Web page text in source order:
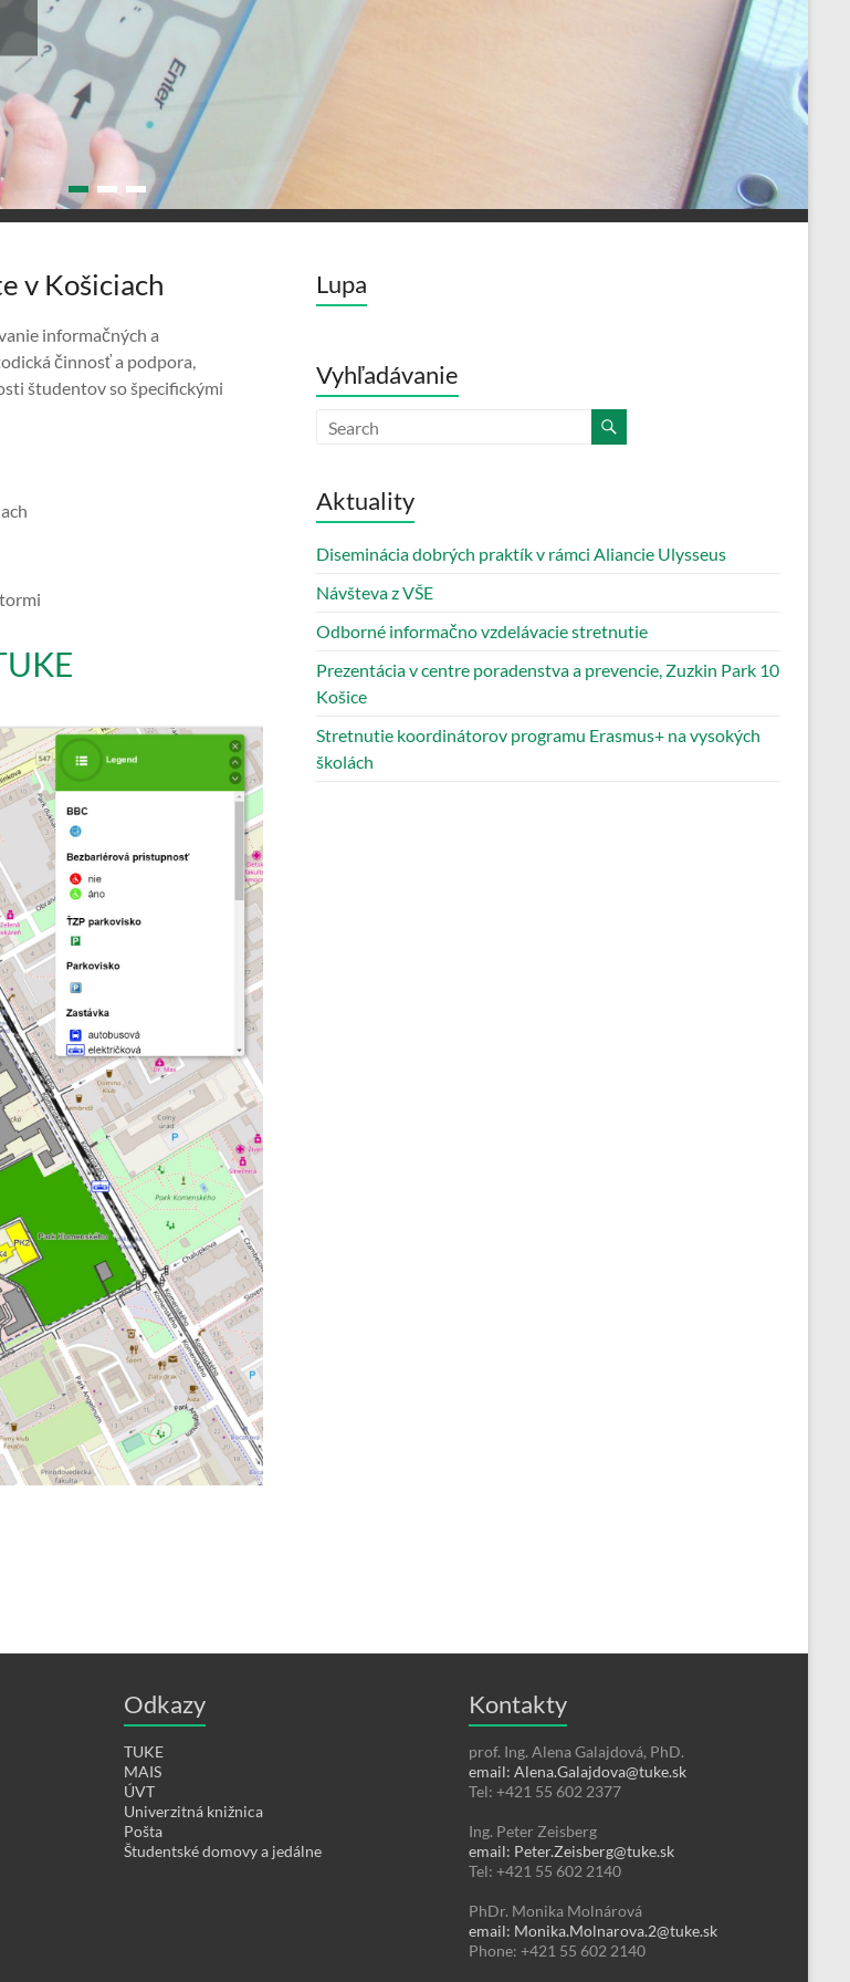
v Košiciach
informačných a
činnosť a podpora,
študentov so špecifickými
Lupa
Vyhľadávanie
Aktuality
Diseminácia dobrých praktík v rámci Aliancie Ulysseus
Návšteva z VŠE
Odborné informačno vzdelávacie stretnutie
Prezentácia v centre poradenstva a prevencie, Zuzkin Park 10
Košice
Stretnutie koordinátorov programu Erasmus+ na vysokých
školách
Odkazy
TUKE
MAIS
ÚVT
Univerzitná knižnica
Pošta
Študentské domovy a jedálne
Kontakty
prof. Ing. Alena Galajdová, PhD.
email: Alena.Galajdova@tuke.sk
Tel: +421 55 602 2377
Ing. Peter Zeisberg
email: Peter.Zeisberg@tuke.sk
Tel: +421 55 602 2140
PhDr. Monika Molnárová
email: Monika.Molnarova.2@tuke.sk
Phone: +421 55 602 2140